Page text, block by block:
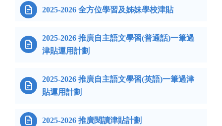
 2025-2026 全方位學習及姊妹學校津貼

2025-2026 推廣自主語文學習(普通話)一筆過
津貼運用計劃

2025-2026 推廣自主語文學習(英語)一筆過津
貼運用計劃
 2025-2026 推廣閱讀津貼計劃